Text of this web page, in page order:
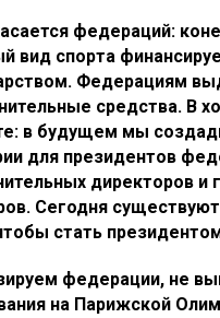
федераций:
вид спорта
Федерациям
средства. В
в будущем мы
для президентов
директоров и
Сегодня
стать
федерации, не
на Парижской